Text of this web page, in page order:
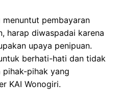
pembayaran
harap diwaspadai karena
upaya penipuan.
berhati-hati dan tidak
pihak-pihak yang
KAI Wonogiri.